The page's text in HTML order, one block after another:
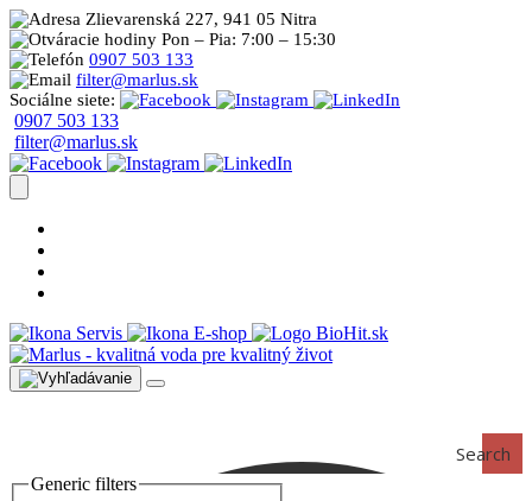
Zlievarenská 227, 941 05 Nitra
Pon – Pia: 7:00 – 15:30
0907 503 133
filter@marlus.sk
Sociálne siete:
0907 503 133
filter@marlus.sk
Servis E-shop
Search
Generic filters